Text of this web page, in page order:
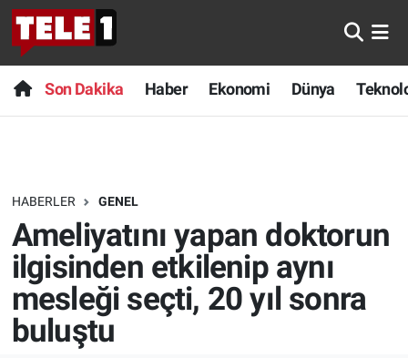
Son Dakika Haber Ekonomi Dünya
HABERLER GENEL
Ameliyatını yapan doktorun
ilgisinden etkilenip aynı
mesleği seçti, 20 yıl sonra
buluştu
Anında Manşet
Başka Sohbetler
Bilim turu
Bilim ve Teknoloji Evreni
Doğa Konuşuyor
Dünya
Son Dakika
Haber
Dünya
Teknoloji
Sağlık
Spor
Nöbetçi Eczaneler
Hava Durumu
Trafik Durumu
Süper Lig Puan Durumu ve Fikstür
Tüm Manşetler
Son Dakika Haberleri